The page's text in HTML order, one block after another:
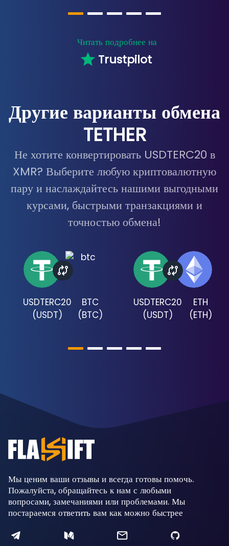
Читать подробнее на
Trustpilot
Другие варианты обмена
TETHER
Не хотите конвертировать USDTERC20 в
XMR? Выберите любую криптовалютную
пару и наслаждайтесь нашими выгодными
курсами, быстрыми транзакциями и
точностью обмена!
USDTERC20
(USDT)
BTC
(BTC)
USDTERC20
(USDT)
ETH
(ETH)
Мы ценим ваши отзывы и всегда готовы помочь.
Пожалуйста, обращайтесь к нам с любыми
вопросами, замечаниями или проблемами. Мы
постараемся ответить вам как можно быстрее